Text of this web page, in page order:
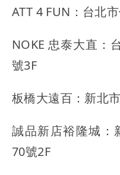
ATT 4 FUN：台北
NOKE 忠泰大直：
號3F
板橋大遠百：新北
誠品新店裕隆城：
70號2F